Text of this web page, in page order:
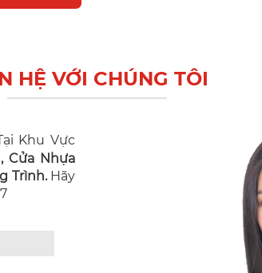
HỆ VỚI CHÚNG TÔI
Khu Vực
Cửa Nhựa
Trình. Hãy